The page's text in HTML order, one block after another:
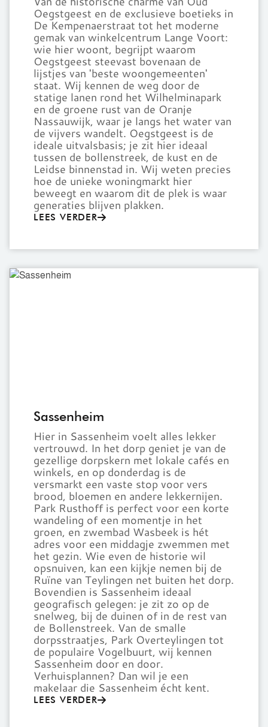
Oegstgeest en de exclusieve boetieks in
De Kempenaerstraat tot het moderne
gemak van winkelcentrum Lange Voort:
wie hier woont, begrijpt waarom
Oegstgeest steevast bovenaan de
lijstjes van 'beste woongemeenten'
staat. Wij kennen de weg door de
statige lanen rond het Wilhelminapark
en de groene rust van de Oranje
Nassauwijk, waar je langs het water van
de vijvers wandelt. Oegstgeest is de
ideale uitvalsbasis; je zit hier ideaal
tussen de bollenstreek, de kust en de
Leidse binnenstad in. Wij weten precies
hoe de unieke woningmarkt hier
beweegt en waarom dit de plek is waar
generaties blijven plakken.
LEES VERDER
Sassenheim
Sassenheim
Hier in Sassenheim voelt alles lekker
vertrouwd. In het dorp geniet je van de
gezellige dorpskern met lokale cafés en
winkels, en op donderdag is de
versmarkt een vaste stop voor vers
brood, bloemen en andere lekkernijen.
Park Rusthoff is perfect voor een korte
wandeling of een momentje in het
groen, en zwembad Wasbeek is hét
adres voor een middagje zwemmen met
het gezin. Wie even de historie wil
opsnuiven, kan een kijkje nemen bij de
Ruïne van Teylingen net buiten het dorp.
Bovendien is Sassenheim ideaal
geografisch gelegen: je zit zo op de
snelweg, bij de duinen of in de rest van
de Bollenstreek. Van de smalle
dorpsstraatjes, Park Overteylingen tot
de populaire Vogelbuurt, wij kennen
Sassenheim door en door.
Verhuisplannen? Dan wil je een
makelaar die Sassenheim écht kent.
LEES VERDER